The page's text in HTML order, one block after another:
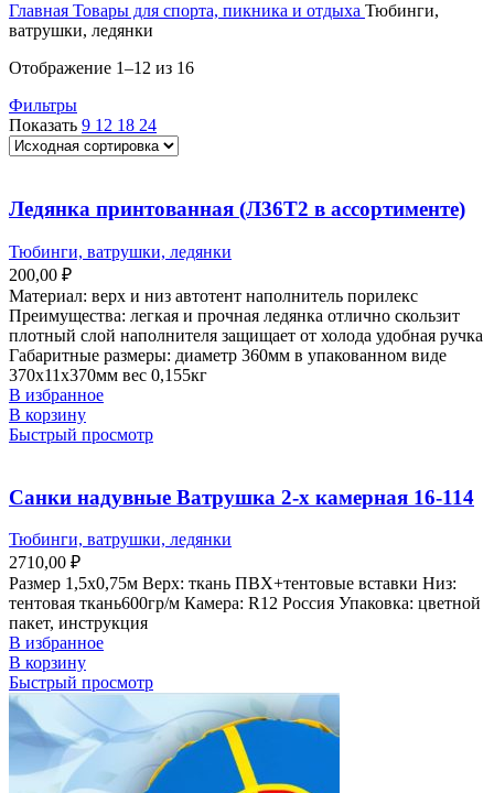
Главная Товары для спорта, пикника и отдыха Тюбинги,
ватрушки, ледянки
Отображение 1–12 из 16
Фильтры
Показать 9 12 18 24
Ледянка принтованная (Л36Т2 в ассортименте)
Тюбинги, ватрушки, ледянки
200,00 ₽
Материал: верх и низ автотент наполнитель порилекс
Преимущества: легкая и прочная ледянка отлично скользит
плотный слой наполнителя защищает от холода удобная ручка
Габаритные размеры: диаметр 360мм в упакованном виде
370х11х370мм вес 0,155кг
В избранное
В корзину
Быстрый просмотр
Санки надувные Ватрушка 2-х камерная 16-114
Тюбинги, ватрушки, ледянки
2710,00 ₽
Размер 1,5х0,75м Верх: ткань ПВХ+тентовые вставки Низ:
тентовая ткань600гр/м Камера: R12 Россия Упаковка: цветной
пакет, инструкция
В избранное
В корзину
Быстрый просмотр